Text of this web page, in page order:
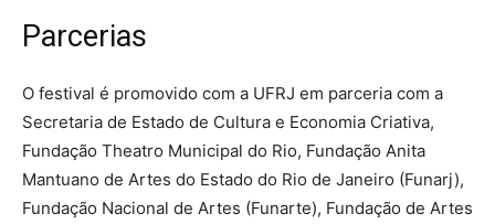
Parcerias
O festival é promovido com a UFRJ em parceria com a
Secretaria de Estado de Cultura e Economia Criativa,
Fundação Theatro Municipal do Rio, Fundação Anita
Mantuano de Artes do Estado do Rio de Janeiro (Funarj),
Fundação Nacional de Artes (Funarte), Fundação de Artes